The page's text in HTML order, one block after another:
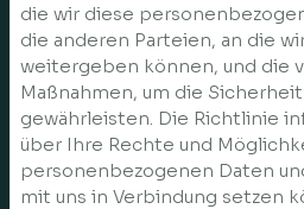
die wir diese
die anderen Parteien, an die
weitergeben können, und die
Maßnahmen, um die
gewährleisten. Die Richtlinie
über Ihre Rechte und
personenbezogenen Daten
mit uns in Verbindung setzen